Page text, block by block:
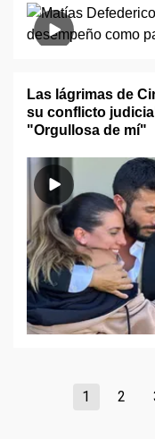
Las lágrimas de
su conflicto
"Orgullosa de mí"
1 2